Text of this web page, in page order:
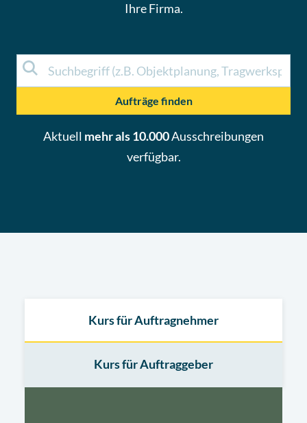
Ihre Firma.
Aufträge finden
Aktuell mehr als 10.000Ausschreibungen
verfügbar.
Kurs für Auftragnehmer
Kurs für Auftraggeber